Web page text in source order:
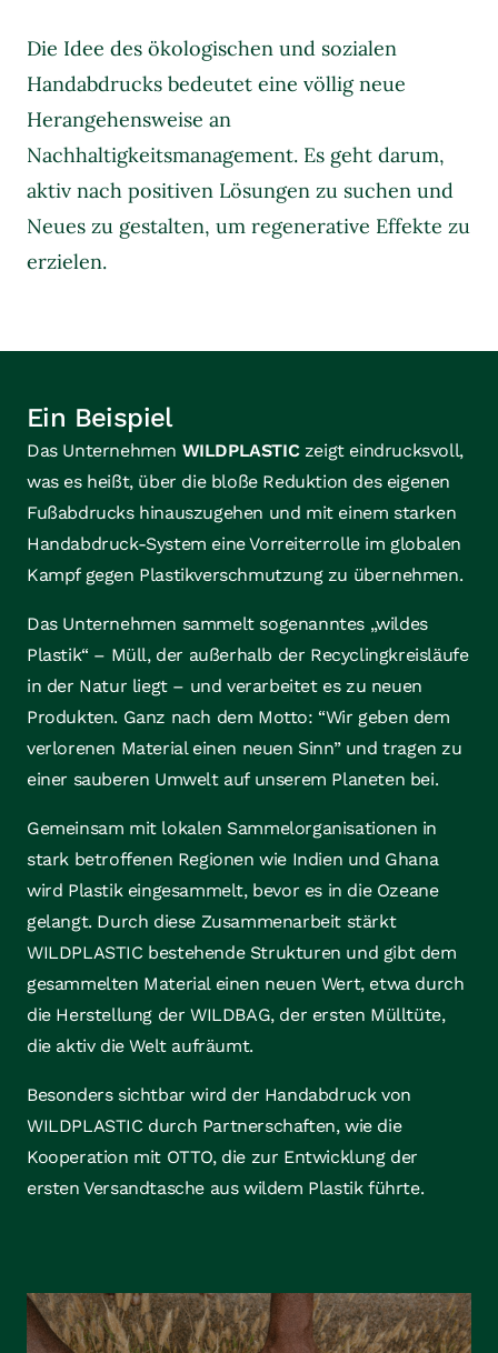
Die Idee des ökologischen und sozialen
Handabdrucks bedeutet eine völlig neue
Herangehensweise an
Nachhaltigkeitsmanagement. Es geht darum,
aktiv nach positiven Lösungen zu suchen und
Neues zu gestalten, um regenerative Effekte zu
erzielen.
Ein Beispiel
Das Unternehmen WILDPLASTICzeigt eindrucksvoll,
was es heißt, über die bloße Reduktion des eigenen
Fußabdrucks hinauszugehen und mit einem starken
Handabdruck-System eine Vorreiterrolle im globalen
Kampf gegen Plastikverschmutzung zu übernehmen.
Das Unternehmen sammelt sogenanntes „wildes
Plastik“ – Müll, der außerhalb der Recyclingkreisläufe
in der Natur liegt – und verarbeitet es zu neuen
Produkten. Ganz nach dem Motto: “Wir geben dem
verlorenen Material einen neuen Sinn” und tragen zu
einer sauberen Umwelt auf unserem Planeten bei.
Gemeinsam mit lokalen Sammelorganisationen in
stark betroffenen Regionen wie Indien und Ghana
wird Plastik eingesammelt, bevor es in die Ozeane
gelangt. Durch diese Zusammenarbeit stärkt
WILDPLASTIC bestehende Strukturen und gibt dem
gesammelten Material einen neuen Wert, etwa durch
die Herstellung der WILDBAG, der ersten Mülltüte,
die aktiv die Welt aufräumt.
Besonders sichtbar wird der Handabdruck von
WILDPLASTIC durch Partnerschaften, wie die
Kooperation mit OTTO, die zur Entwicklung der
ersten Versandtasche aus wildem Plastik führte.